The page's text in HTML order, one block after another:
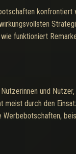
funktioniert
und
durch den